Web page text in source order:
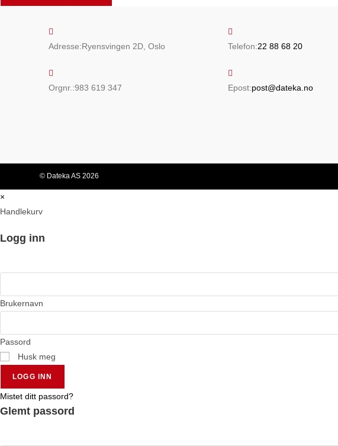
WF-
Adresse:Ryensvingen 2D, Oslo
Orgnr.:983 619 347
Telefon:22 88 68 20Opens
application
Epost:post@dateka.noOpens
© Dateka AS 2026
×
Handlekurv
Logg inn
Brukernavn
Passord
Husk meg
LOGG INN
Mistet ditt passord?
Glemt passord